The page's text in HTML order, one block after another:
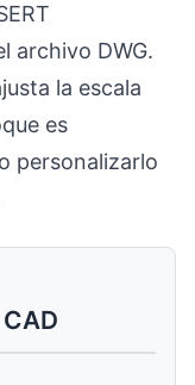
archivo DWG.
la escala
es
personalizarlo